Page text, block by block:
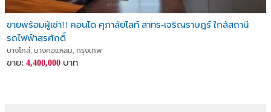
ขายพร้อมผู้เช่า!! คอนโด ศุภาลัยไลท์ สาทร-เจริญราษฎร์ ใกล้สถานี
รถไฟฟ้าสุรศักดิ์
บางโคล่, บางคอแหลม, กรุงเทพ
ขาย: 4,400,000 บาท